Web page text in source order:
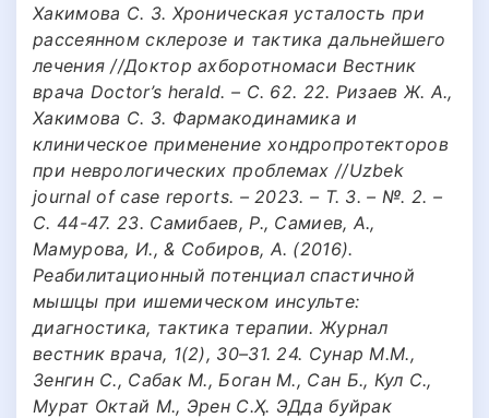
Хакимова С. З. Хроническая усталость при
рассеянном склерозе и тактика дальнейшего
лечения //Доктор ахборотномаси Вестник
врача Doctor’s herald. – С. 62. 22. Ризаев Ж. А.,
Хакимова С. З. Фармакодинамика и
клиническое применение хондропротекторов
при неврологических проблемах //Uzbek
journal of case reports. – 2023. – Т. 3. – №. 2. –
С. 44-47. 23. Самибаев, Р., Самиев, А.,
Мамурова, И., & Собиров, А. (2016).
Реабилитационный потенциал спастичной
мышцы при ишемическом инсульте:
диагностика, тактика терапии. Журнал
вестник врача, 1(2), 30–31. 24. Сунар М.М.,
Зенгин С., Сабак М., Боган М., Cан Б., Кул С.,
Мурат Октай М., Эрен С.Ҳ. ЭДда буйрак